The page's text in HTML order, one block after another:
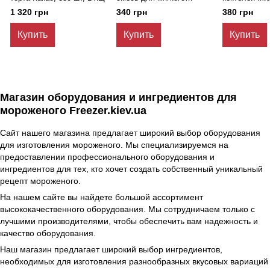
1 320 грн
Купить
мороженого Элит Ред
Мастер, 2 кг
340 грн
Купить
Мастер, 2 кг
380 грн
Купить
Магазин оборудования и ингредиентов для
мороженого Freezer.kiev.ua
Сайт нашего магазина предлагает широкий выбор оборудования
для изготовления мороженого. Мы специализируемся на
предоставлении профессионального оборудования и
ингредиентов для тех, кто хочет создать собственный уникальный
рецепт мороженого.
На нашем сайте вы найдете большой ассортимент
высококачественного оборудования. Мы сотрудничаем только с
лучшими производителями, чтобы обеспечить вам надежность и
качество оборудования.
Наш магазин предлагает широкий выбор ингредиентов,
необходимых для изготовления разнообразных вкусовых вариаций